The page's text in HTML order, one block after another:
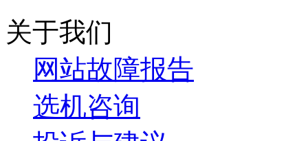
关于我们
网站故障报告
选机咨询